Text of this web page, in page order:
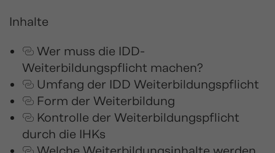
Inhalte
Wer muss die IDD-
Weiterbildungspflicht machen?
Umfang der IDD Weiterbildungspflicht
Form der Weiterbildung
Kontrolle der Weiterbildungspflicht
durch die IHKs